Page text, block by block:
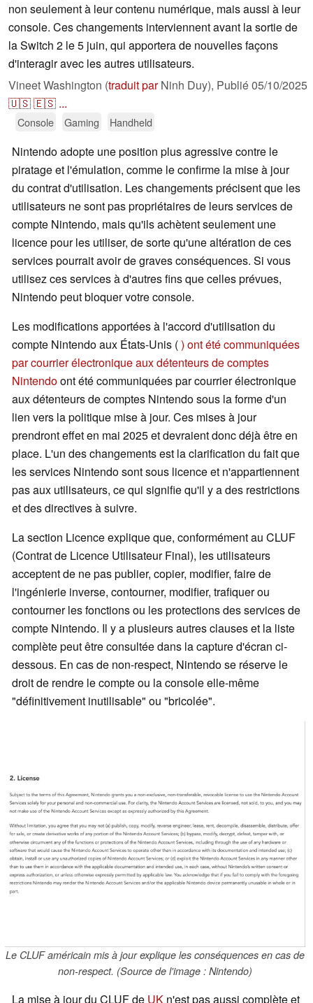
non seulement à leur contenu numérique, mais aussi à leur
console. Ces changements interviennent avant la sortie de
la Switch 2 le 5 juin, qui apportera de nouvelles façons
d'interagir avec les autres utilisateurs.
Vineet Washington (traduit parNinh Duy), Publié05/10/2025
🇺🇸🇪🇸 ...
Console Gaming Handheld
Nintendo adopte une position plus agressive contre le
piratage et l'émulation, comme le confirme la mise à jour
du contrat d'utilisation. Les changements précisent que les
utilisateurs ne sont pas propriétaires de leurs services de
compte Nintendo, mais qu'ils achètent seulement une
licence pour les utiliser, de sorte qu'une altération de ces
services pourrait avoir de graves conséquences. Si vous
utilisez ces services à d'autres fins que celles prévues,
Nintendo peut bloquer votre console.
Les modifications apportées à l'accord d'utilisation du
compte Nintendo aux États-Unis () ont été communiquées
par courrier électronique aux détenteurs de comptes
Nintendoont été communiquées par courrier électronique
aux détenteurs de comptes Nintendo sous la forme d'un
lien vers la politique mise à jour. Ces mises à jour
prendront effet en mai 2025 et devraient donc déjà être en
place. L'un des changements est la clarification du fait que
les services Nintendo sont sous licence et n'appartiennent
pas aux utilisateurs, ce qui signifie qu'il y a des restrictions
et des directives à suivre.
La section Licence explique que, conformément au CLUF
(Contrat de Licence Utilisateur Final), les utilisateurs
acceptent de ne pas publier, copier, modifier, faire de
l'ingénierie inverse, contourner, modifier, trafiquer ou
contourner les fonctions ou les protections des services de
compte Nintendo. Il y a plusieurs autres clauses et la liste
complète peut être consultée dans la capture d'écran ci-
dessous. En cas de non-respect, Nintendo se réserve le
droit de rendre le compte ou la console elle-même
"définitivement inutilisable" ou "bricolée".
Le CLUF américain mis à jour explique les conséquences en cas de
non-respect. (Source de l'image : Nintendo)
La mise à jour du CLUF de UK n'est pas aussi complète et